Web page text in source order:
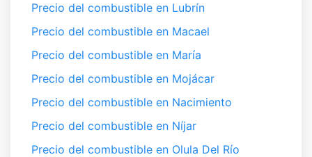
Precio del combustible en Lubrín
Precio del combustible en Macael
Precio del combustible en María
Precio del combustible en Mojácar
Precio del combustible en Nacimiento
Precio del combustible en Níjar
Precio del combustible en Olula Del Río